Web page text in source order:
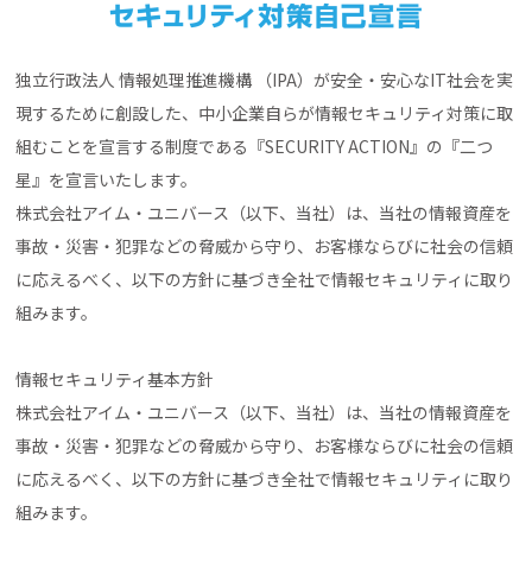
独立行政法人 情報処理推進機構 （IPA）が安全・安心なIT社会を実
現するために創設した、中小企業自らが情報セキュリティ対策に取
組むことを宣言する制度である『SECURITY ACTION』の『二つ
星』を宣言いたします。
株式会社アイム・ユニバース（以下、当社）は、当社の情報資産を
事故・災害・犯罪などの脅威から守り、お客様ならびに社会の信頼
に応えるべく、以下の方針に基づき全社で情報セキュリティに取り
組みます。
情報セキュリティ基本方針
株式会社アイム・ユニバース（以下、当社）は、当社の情報資産を
事故・災害・犯罪などの脅威から守り、お客様ならびに社会の信頼
に応えるべく、以下の方針に基づき全社で情報セキュリティに取り
組みます。